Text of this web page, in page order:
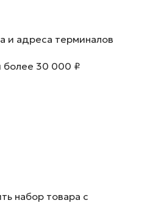
и адреса терминалов
более 30 000 ₽
набор товара с